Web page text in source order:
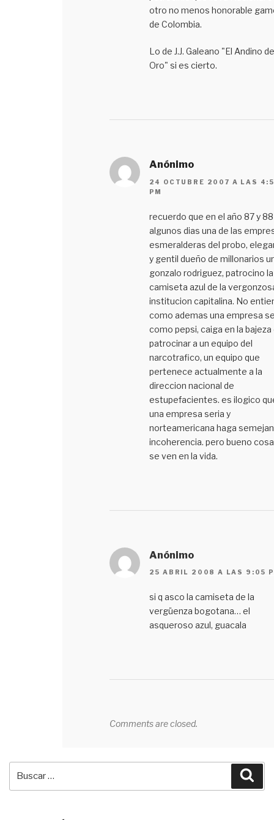
otro no menos honorable
de Colombia.
Lo de J.J. Galeano "El Andino de
Oro" si es cierto.
Anónimo
24 OCTUBRE 2007 A LAS
PM
recuerdo que en el año 87 y
algunos dias una de las
esmeralderas del probo,
y gentil dueño de millonarios
gonzalo rodriguez, patrocino la
camiseta azul de la
institucion capitalina. No
como ademas una empresa
como pepsi, caiga en la bajeza
patrocinar a un equipo del
narcotrafico, un equipo que
pertenece actualmente a la
direccion nacional de
estupefacientes. es ilogico
una empresa seria y
norteamericana haga
incoherencia. pero bueno
se ven en la vida.
Anónimo
25 ABRIL 2008 A LAS 9:05
si q asco la camiseta de la
vergüenza bogotana… el
asqueroso azul, guacala
Comments are closed.